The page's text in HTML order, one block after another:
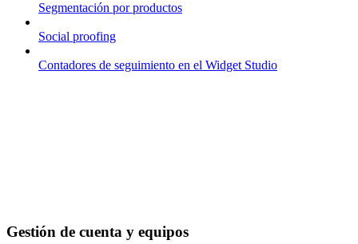
Segmentación por productos
Social proofing
Contadores de seguimiento en el Widget Studio
Gestión de cuenta y equipos